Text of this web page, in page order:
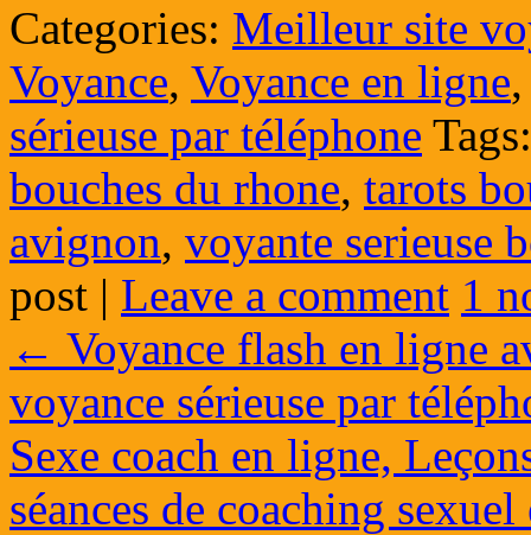
Categories: Meilleur site
Voyance, Voyance en ligne
sérieuse par téléphone Tags:
bouches du rhone, tarots
avignon, voyante serieuse
post | Leave a comment 1
← Voyance flash en ligne
voyance sérieuse par
Sexe coach en ligne,
séances de coaching